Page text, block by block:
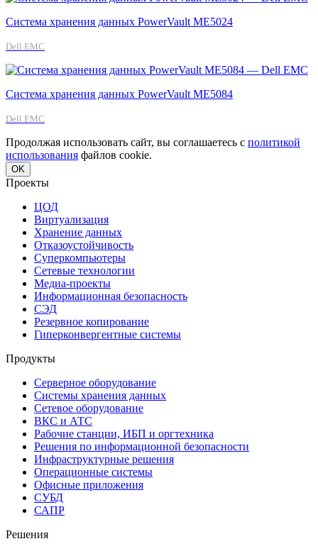
Система хранения данных PowerVault ME5024
Dell EMC
Система хранения данных PowerVault ME5084
Dell EMC
Продолжая использовать сайт, вы соглашаетесь с политикой
использования файлов cookie.
OK
Проекты
ЦОД
Виртуализация
Хранение данных
Отказоустойчивость
Суперкомпьютеры
Сетевые технологии
Медиа-проекты
Информационная безопасность
СЭД
Резервное копирование
Гиперконвергентные системы
Продукты
Серверное оборудование
Системы хранения данных
Сетевое оборудование
ВКС и АТС
Рабочие станции, ИБП и оргтехника
Решения по информационной безопасности
Инфраструктурные решения
Операционные системы
Офисные приложения
СУБД
САПР
Решения